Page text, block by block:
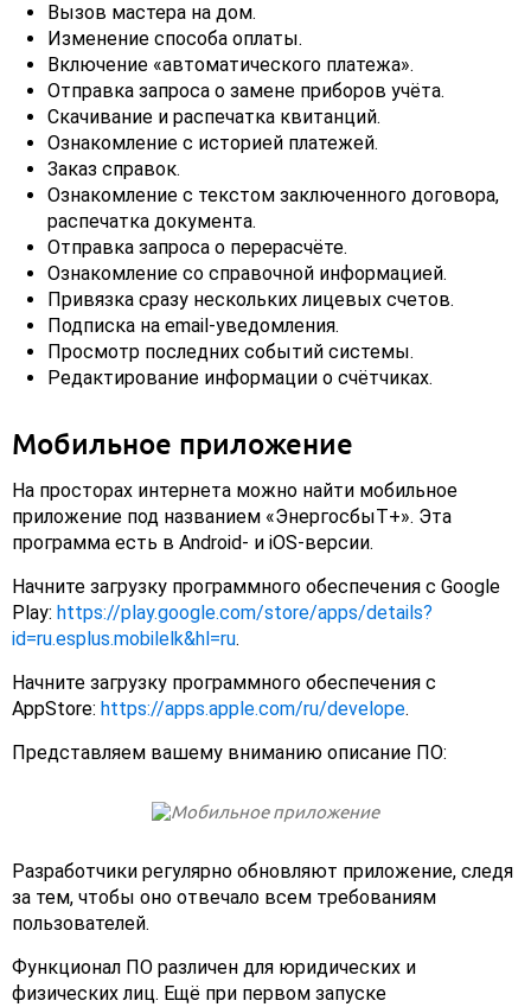
Вызов мастера на дом.
Изменение способа оплаты.
Включение «автоматического платежа».
Отправка запроса о замене приборов учёта.
Скачивание и распечатка квитанций.
Ознакомление с историей платежей.
Заказ справок.
Ознакомление с текстом заключенного договора,
распечатка документа.
Отправка запроса о перерасчёте.
Ознакомление со справочной информацией.
Привязка сразу нескольких лицевых счетов.
Подписка на email-уведомления.
Просмотр последних событий системы.
Редактирование информации о счётчиках.
Мобильное приложение
На просторах интернета можно найти мобильное
приложение под названием «ЭнергосбыТ+». Эта
программа есть в Android- и iOS-версии.
Начните загрузку программного обеспечения с Google
Play: https://play.google.com/store/apps/details?
id=ru.esplus.mobilelk&hl=ru.
Начните загрузку программного обеспечения с
AppStore: https://apps.apple.com/ru/develope.
Представляем вашему вниманию описание ПО:
Разработчики регулярно обновляют приложение, следя
за тем, чтобы оно отвечало всем требованиям
пользователей.
Функционал ПО различен для юридических и
физических лиц. Ещё при первом запуске